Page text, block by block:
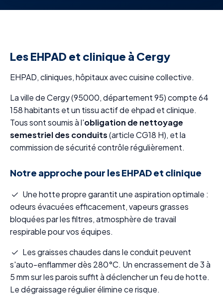
Les EHPAD et clinique à Cergy
EHPAD, cliniques, hôpitaux avec cuisine collective.
La ville de Cergy (95000, département 95) compte 64
158 habitants et un tissu actif de ehpad et clinique.
Tous sont soumis à l'obligation de nettoyage
semestriel des conduits(article CG18 H), et la
commission de sécurité contrôle régulièrement.
Notre approche pour les EHPAD et clinique
Une hotte propre garantit une aspiration optimale :
odeurs évacuées efficacement, vapeurs grasses
bloquées par les filtres, atmosphère de travail
respirable pour vos équipes.
Les graisses chaudes dans le conduit peuvent
s'auto-enflammer dès 280°C. Un encrassement de 3 à
5 mm sur les parois suffit à déclencher un feu de hotte.
Le dégraissage régulier élimine ce risque.